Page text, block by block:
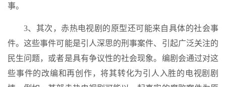
事。
3、其次，赤热电视剧的原型还可能来自具体的社会事
件。这些事件可能是引人深思的刑事案件、引起广泛关注的
民生问题，或者是具有争议性的社会现象。编剧会通过对这
些事件的改编和再创作，将其转化为引人入胜的电视剧剧